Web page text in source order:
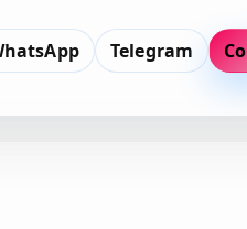
Telegram